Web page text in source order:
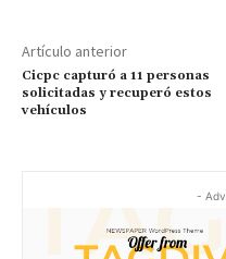
Artículo anterior
Cicpc capturó a 11 personas
solicitadas y recuperó estos
vehículos
-